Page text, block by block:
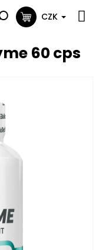
NÁKUPNÍ
CZK
60 cps